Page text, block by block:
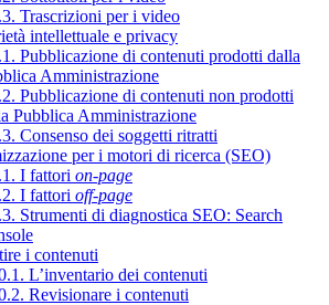
Trascrizioni per i video
intellettuale e privacy
Pubblicazione di contenuti prodotti dalla
Amministrazione
Pubblicazione di contenuti non prodotti
Pubblica Amministrazione
Consenso dei soggetti ritratti
per i motori di ricerca (SEO)
I fattori on-page
I fattori off-page
Strumenti di diagnostica SEO: Search
i contenuti
L’inventario dei contenuti
Revisionare i contenuti